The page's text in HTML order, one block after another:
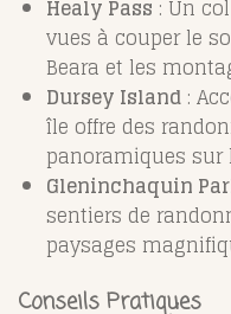
Healy Pass : Un
vues à couper le
Beara et les
Dursey Island :
île offre des
panoramiques sur
Gleninchaquin
sentiers de
paysages
Conseils Pratiques